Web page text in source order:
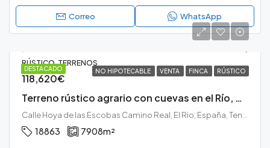
Correo WhatsApp
DESTACADO NO HIPOTECABLE VENTA FINCA RÚSTICO
RÚSTICO, TERRENOS
118,620€
Terreno rústico agrario con cuevas en el Río, Arico.
18863 7908m²